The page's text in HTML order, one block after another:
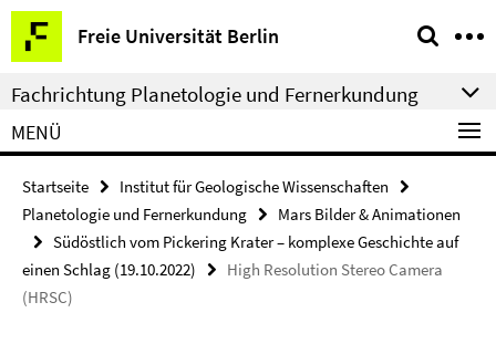
Springe
direkt
zu
Inhalt
Freie Universität Berlin
Service-
Navigation
Fachrichtung Planetologie und Fernerkundung
MENÜ
Startseite
Institut für Geologische Wissenschaften
Planetologie und Fernerkundung
Mars Bilder & Animationen
Südöstlich vom Pickering Krater – komplexe Geschichte auf
einen Schlag (19.10.2022)
High Resolution Stereo Camera
(HRSC)